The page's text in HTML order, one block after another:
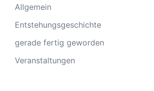
Allgemein
Entstehungsgeschichte
gerade fertig geworden
Veranstaltungen